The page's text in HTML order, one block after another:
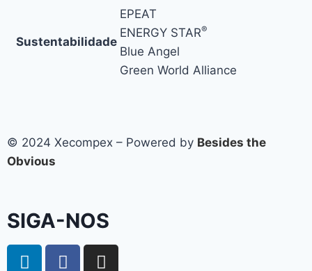
Sustentabilidade
EPEAT
ENERGY STAR®
Blue Angel
Green World Alliance
© 2024 Xecompex – Powered by Besides the
Obvious
SIGA-NOS